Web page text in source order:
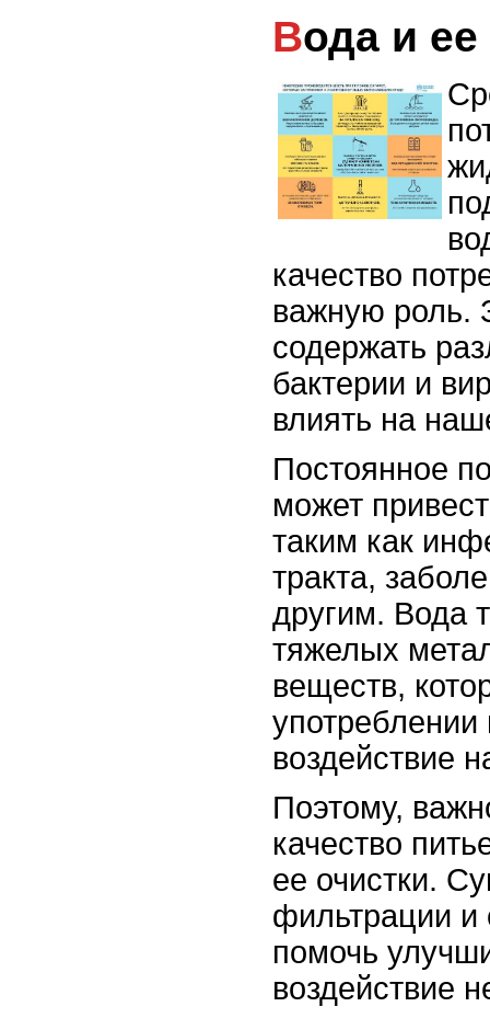
Вода и
качество
важную роль.
содержать
бактерии и
влиять на
Постоянное
может
таким как
тракта,
другим. Вода
тяжелых
веществ,
употреблении
воздействие
Поэтому,
качество
ее очистки.
фильтрации и
помочь
воздействие